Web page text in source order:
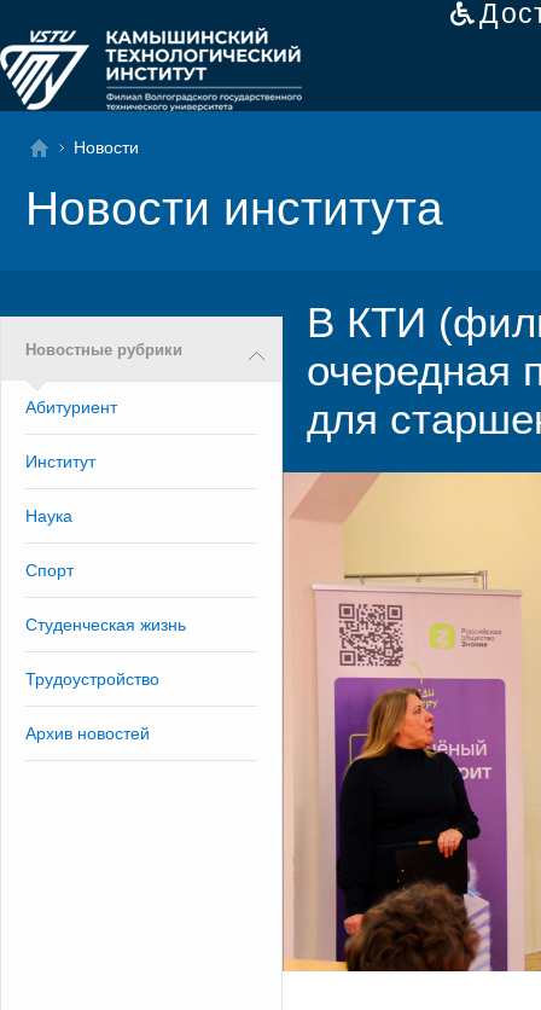
Новости
Новости института
Новостные рубрики
Абитуриент
Институт
Наука
Спорт
Студенческая жизнь
Трудоустройство
Архив новостей
В КТИ
очередная
для